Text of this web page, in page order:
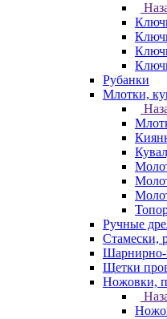
Рубанки
Млотки,
Ручные
Стамески,
Шарнирно-
Щетки
Ножовки,